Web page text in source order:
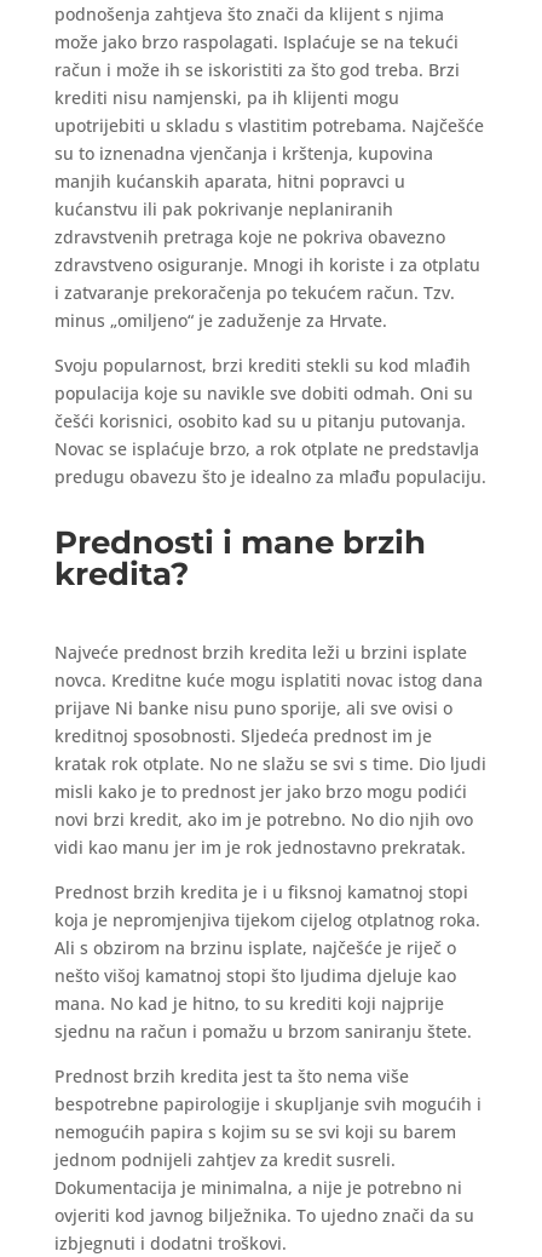
podnošenja zahtjeva što znači da klijent s njima
može jako brzo raspolagati. Isplaćuje se na tekući
račun i može ih se iskoristiti za što god treba. Brzi
krediti nisu namjenski, pa ih klijenti mogu
upotrijebiti u skladu s vlastitim potrebama. Najčešće
su to iznenadna vjenčanja i krštenja, kupovina
manjih kućanskih aparata, hitni popravci u
kućanstvu ili pak pokrivanje neplaniranih
zdravstvenih pretraga koje ne pokriva obavezno
zdravstveno osiguranje. Mnogi ih koriste i za otplatu
i zatvaranje prekoračenja po tekućem račun. Tzv.
minus „omiljeno“ je zaduženje za Hrvate.
Svoju popularnost, brzi krediti stekli su kod mlađih
populacija koje su navikle sve dobiti odmah. Oni su
češći korisnici, osobito kad su u pitanju putovanja.
Novac se isplaćuje brzo, a rok otplate ne predstavlja
predugu obavezu što je idealno za mlađu populaciju.
Prednosti i mane brzih
kredita?
Najveće prednost brzih kredita leži u brzini isplate
novca. Kreditne kuće mogu isplatiti novac istog dana
prijave Ni banke nisu puno sporije, ali sve ovisi o
kreditnoj sposobnosti. Sljedeća prednost im je
kratak rok otplate. No ne slažu se svi s time. Dio ljudi
misli kako je to prednost jer jako brzo mogu podići
novi brzi kredit, ako im je potrebno. No dio njih ovo
vidi kao manu jer im je rok jednostavno prekratak.
Prednost brzih kredita je i u fiksnoj kamatnoj stopi
koja je nepromjenjiva tijekom cijelog otplatnog roka.
Ali s obzirom na brzinu isplate, najčešće je riječ o
nešto višoj kamatnoj stopi što ljudima djeluje kao
mana. No kad je hitno, to su krediti koji najprije
sjednu na račun i pomažu u brzom saniranju štete.
Prednost brzih kredita jest ta što nema više
bespotrebne papirologije i skupljanje svih mogućih i
nemogućih papira s kojim su se svi koji su barem
jednom podnijeli zahtjev za kredit susreli.
Dokumentacija je minimalna, a nije je potrebno ni
ovjeriti kod javnog bilježnika. To ujedno znači da su
izbjegnuti i dodatni troškovi.